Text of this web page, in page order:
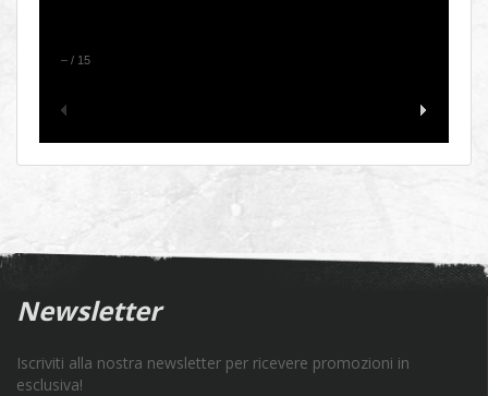
– / 15
Newsletter
Iscriviti alla nostra newsletter per ricevere promozioni in
esclusiva!